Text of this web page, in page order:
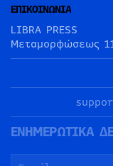
ΕΠΙΚΟΙΝΩΝΙΑ
LIBRA PRESS
Μεταμορφώσεως
ΕΝΗΜΕΡΩΤΙΚΑ